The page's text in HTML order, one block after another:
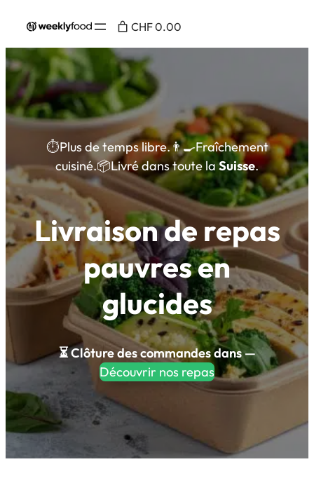
CHF 0.00
⏱️Plus de temps libre.👨‍🍳Fraîchement
cuisiné.📦Livré dans toute laSuisse.
Livraison de repas
pauvres en
glucides
⏳ Clôture des commandes dans—
Découvrir nos repas